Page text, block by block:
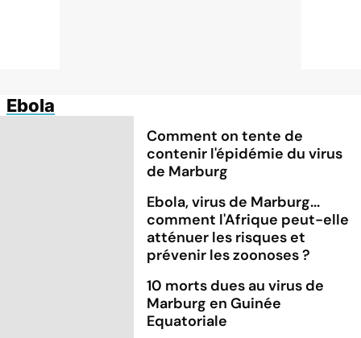
Ebola
Comment on tente de
contenir l'épidémie du virus
de Marburg
Ebola, virus de Marburg...
comment l'Afrique peut-elle
atténuer les risques et
prévenir les zoonoses ?
10 morts dues au virus de
Marburg en Guinée
Equatoriale